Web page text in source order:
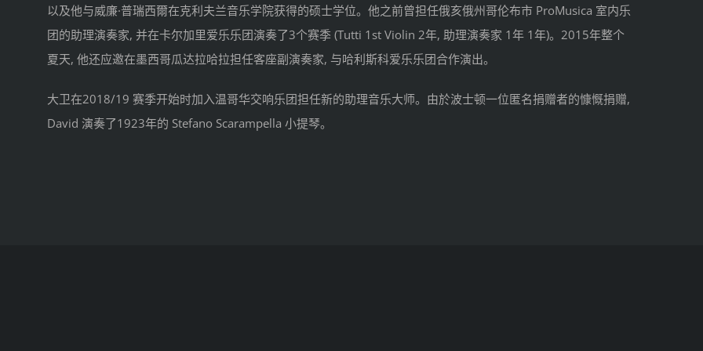
以及他与威廉·普瑞西爾在克利夫兰音乐学院获得的硕士学位。他之前曾担任俄亥俄州哥伦布市 ProMusica 室内乐
团的助理演奏家, 并在卡尔加里爱乐乐团演奏了3个赛季 (Tutti 1st Violin 2年, 助理演奏家 1年 1年)。2015年整个
夏天, 他还应邀在墨西哥瓜达拉哈拉担任客座副演奏家, 与哈利斯科爱乐乐团合作演出。
大卫在2018/19 赛季开始时加入温哥华交响乐团担任新的助理音乐大师。由於波士顿一位匿名捐赠者的慷慨捐赠,
David 演奏了1923年的 Stefano Scarampella 小提琴。